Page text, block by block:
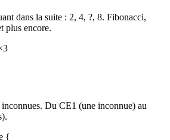
dans la suite : 2, 4, ?, 8. Fibonacci,
plus encore.
inconnues. Du CE1 (une inconnue) au
{